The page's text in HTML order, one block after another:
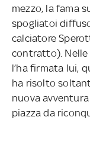
mezzo, la fama
spogliatoi
calciatore
contratto).
l’ha firmata lui,
ha risolto
nuova
piazza da